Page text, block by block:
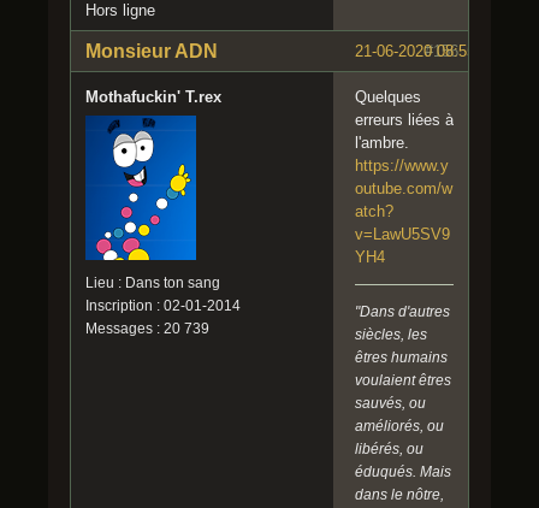
Hors ligne
#156
21-06-2020 08:55:41
Monsieur ADN
Mothafuckin' T.rex
Lieu : Dans ton sang
Inscription : 02-01-2014
Messages : 20 739
Quelques
erreurs liées à
l'ambre.
https://www.y
outube.com/w
atch?
v=LawU5SV9
YH4
"Dans d'autres
siècles, les
êtres humains
voulaient êtres
sauvés, ou
améliorés, ou
libérés, ou
éduqués. Mais
dans le nôtre,